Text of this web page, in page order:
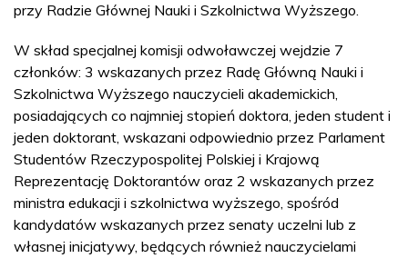
przy Radzie Głównej Nauki i Szkolnictwa Wyższego.
W skład specjalnej komisji odwoławczej wejdzie 7
członków: 3 wskazanych przez Radę Główną Nauki i
Szkolnictwa Wyższego nauczycieli akademickich,
posiadających co najmniej stopień doktora, jeden student i
jeden doktorant, wskazani odpowiednio przez Parlament
Studentów Rzeczypospolitej Polskiej i Krajową
Reprezentację Doktorantów oraz 2 wskazanych przez
ministra edukacji i szkolnictwa wyższego, spośród
kandydatów wskazanych przez senaty uczelni lub z
własnej inicjatywy, będących również nauczycielami